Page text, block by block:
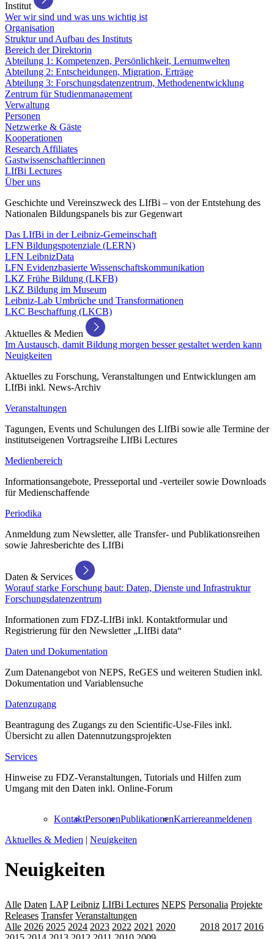
Institut
Wer wir sind und was uns wichtig ist
Organisation
Struktur und Aufbau des Instituts
Bereich der Direktorin
Abteilung 1: Kompetenzen, Persönlichkeit, Lernumwelten
Abteilung 2: Entscheidungen, Migration, Erträge
Abteilung 3: Forschungsdatenzentrum, Methodenentwicklung
Zentrum für Studienmanagement
Verwaltung
Personen
Netzwerke & Gäste
Kooperationen
Research Affiliates
Gastwissenschaftler:innen
LIfBi Lectures
Über uns
Geschichte und Vereinszweck des LIfBi – von der Entstehung des
Nationalen Bildungspanels bis zur Gegenwart
Das LIfBi in der Leibniz-Gemeinschaft
LFN Bildungspotenziale (LERN)
LFN LeibnizData
LFN Evidenzbasierte Wissenschaftskommunikation
LKZ Frühe Bildung (LKFB)
LKZ Bildung im Museum
Leibniz-Lab Umbrüche und Transformationen
LKC Beschaffung (LKCB)
Aktuelles & Medien
Im Austausch, damit Bildung morgen besser gestaltet werden kann
Neuigkeiten
Aktuelles zu Forschung, Veranstaltungen und Entwicklungen am
LIfBi inkl. News-Archiv
Veranstaltungen
Tagungen, Events und Schulungen des LIfBi sowie alle Termine der
institutseigenen Vortragsreihe LIfBi Lectures
Medienbereich
Informationsangebote, Presseportal und -verteiler sowie Downloads
für Medienschaffende
Periodika
Anmeldung zum Newsletter, alle Transfer- und Publikationsreihen
sowie Jahresberichte des LIfBi
Daten & Services
Worauf starke Forschung baut: Daten, Dienste und Infrastruktur
Forschungsdatenzentrum
Informationen zum FDZ-LIfBi inkl. Kontaktformular und
Registrierung für den Newsletter „LIfBi data“
Daten und Dokumentation
Zum Datenangebot von NEPS, ReGES und weiteren Studien inkl.
Dokumentation und Variablensuche
Datenzugang
Beantragung des Zugangs zu den Scientific-Use-Files inkl.
Übersicht zu allen Datennutzungsprojekten
Services
Hinweise zu FDZ-Veranstaltungen, Tutorials und Hilfen zum
Umgang mit den Daten inkl. Online-Forum
KontaktPersonenPublikationenKarriereanmeldenen
Aktuelles & Medien | Neuigkeiten
Neuigkeiten
Alle Daten LAP Leibniz LIfBi Lectures NEPS Personalia Projekte
Releases Transfer Veranstaltungen
Alle 2026 2025 2024 2023 2022 2021 2020 2018 2017 2016